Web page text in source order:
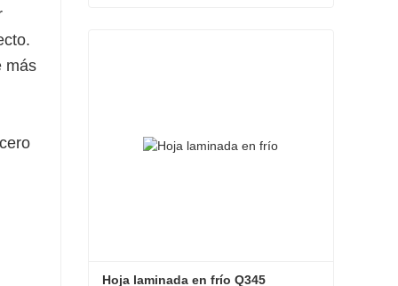
más
Hoja laminada en frío Q345